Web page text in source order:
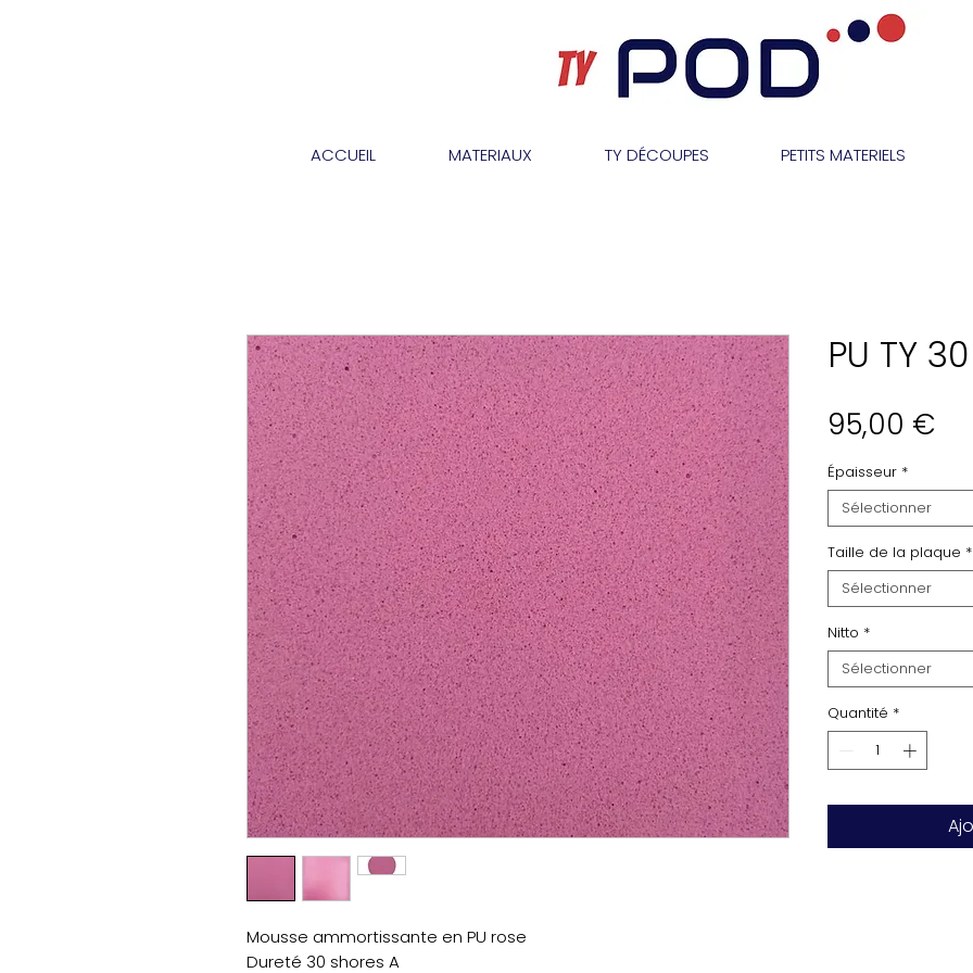
ACCUEIL MATERIAUX TY DÉCOUPES PETITS MATERIELS
Mousse ammortissante en PU rose
Dureté 30 shores A
PU TY 30
95,00 €Prix
Épaisseur *
Sélectionner
Taille de la plaque *
Sélectionner
Nitto *
Sélectionner
Quantité *